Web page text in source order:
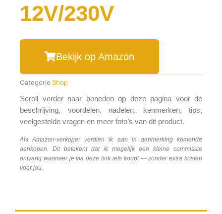
12V/230V
Bekijk op Amazon
Categorie Shop
Scroll verder naar beneden op deze pagina voor de
beschrijving, voordelen, nadelen, kenmerken, tips,
veelgestelde vragen en meer foto’s van dit product.
Als Amazon-verkoper verdien ik aan in aanmerking komende
aankopen. Dit betekent dat ik mogelijk een kleine commissie
ontvang wanneer je via deze link iets koopt — zonder extra kosten
voor jou.